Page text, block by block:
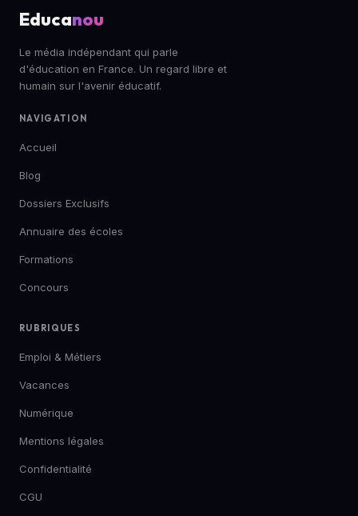
Educanou
Le média indépendant qui parle
d'éducation en France. Un regard libre et
humain sur l'avenir éducatif.
NAVIGATION
Accueil
Blog
Dossiers Exclusifs
Annuaire des écoles
Formations
Concours
RUBRIQUES
Emploi & Métiers
Vacances
Numérique
Mentions légales
Confidentialité
CGU